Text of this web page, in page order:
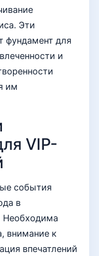
Эти
фундамент для
и
им
VIP-
события
в
Необходима
внимание к
впечатлений